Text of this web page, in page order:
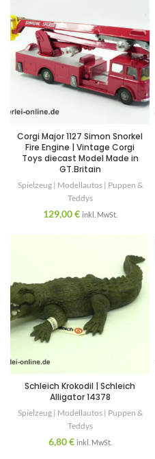
Corgi Major 1127 Simon Snorkel
Fire Engine | Vintage Corgi
Toys diecast Model Made in
GT.Britain
Spielzeug | Modellautos | Puppen &
Teddys
129,00€ inkl. MwSt.
Schleich Krokodil | Schleich
Alligator 14378
Spielzeug | Modellautos | Puppen &
Teddys
6,80€ inkl. MwSt.